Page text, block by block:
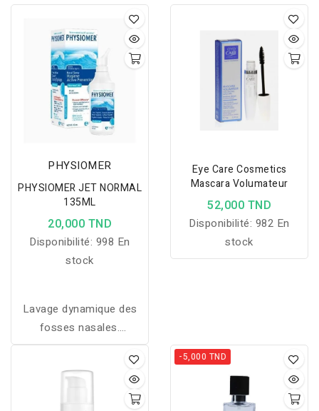
PHYSIOMER
PHYSIOMER JET NORMAL
135ML
20,000 TND
Disponibilité: 998 En
stock
Lavage dynamique des
fosses nasales.
Efficacité prouvée:
sécrétions nasales
nettoie et humidifie les
Eye Care Cosmetics
Mascara Volumateur
52,000 TND
Disponibilité: 982 En
stock
-5,000 TND